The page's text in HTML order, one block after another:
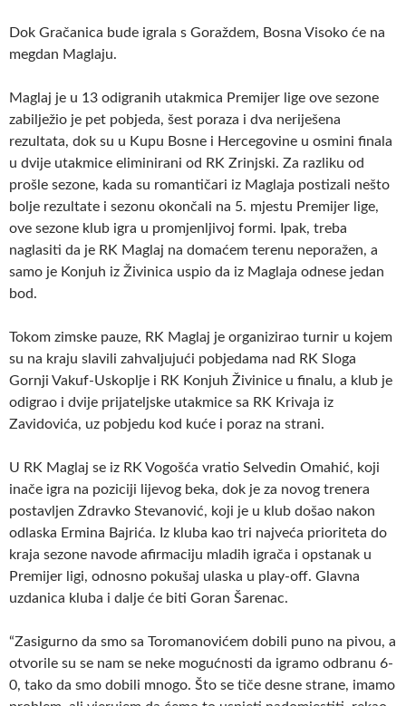
Dok Gračanica bude igrala s Goraždem, Bosna Visoko će na
megdan Maglaju.
Maglaj je u 13 odigranih utakmica Premijer lige ove sezone
zabilježio je pet pobjeda, šest poraza i dva neriješena
rezultata, dok su u Kupu Bosne i Hercegovine u osmini finala
u dvije utakmice eliminirani od RK Zrinjski. Za razliku od
prošle sezone, kada su romantičari iz Maglaja postizali nešto
bolje rezultate i sezonu okončali na 5. mjestu Premijer lige,
ove sezone klub igra u promjenljivoj formi. Ipak, treba
naglasiti da je RK Maglaj na domaćem terenu neporažen, a
samo je Konjuh iz Živinica uspio da iz Maglaja odnese jedan
bod.
Tokom zimske pauze, RK Maglaj je organizirao turnir u kojem
su na kraju slavili zahvaljujući pobjedama nad RK Sloga
Gornji Vakuf-Uskoplje i RK Konjuh Živinice u finalu, a klub je
odigrao i dvije prijateljske utakmice sa RK Krivaja iz
Zavidovića, uz pobjedu kod kuće i poraz na strani.
U RK Maglaj se iz RK Vogošća vratio Selvedin Omahić, koji
inače igra na poziciji lijevog beka, dok je za novog trenera
postavljen Zdravko Stevanović, koji je u klub došao nakon
odlaska Ermina Bajrića. Iz kluba kao tri najveća prioriteta do
kraja sezone navode afirmaciju mladih igrača i opstanak u
Premijer ligi, odnosno pokušaj ulaska u play-off. Glavna
uzdanica kluba i dalje će biti Goran Šarenac.
“Zasigurno da smo sa Toromanovićem dobili puno na pivou, a
otvorile su se nam se neke mogućnosti da igramo odbranu 6-
0, tako da smo dobili mnogo. Što se tiče desne strane, imamo